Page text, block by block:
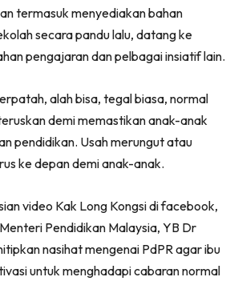
termasuk menyediakan bahan
secara pandu lalu, datang ke
pengajaran dan pelbagai insiatif lain.
alah bisa, tegal biasa, normal
demi memastikan anak-anak
pendidikan. Usah merungut atau
ke depan demi anak-anak.
video Kak Long Kongsi di facebook,
Pendidikan Malaysia, YB Dr
nasihat mengenai PdPR agar ibu
untuk menghadapi cabaran normal